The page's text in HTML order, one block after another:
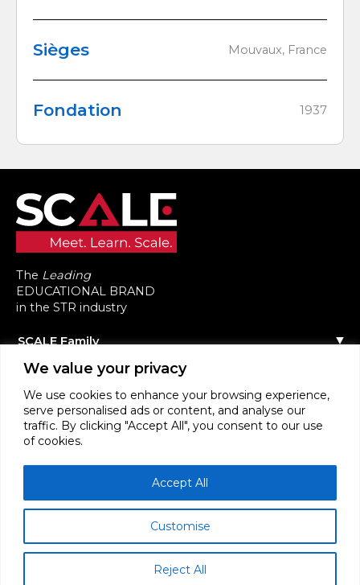
We value your privacy
We use cookies to enhance your browsing experience,
serve personalised ads or content, and analyse our
traffic. By clicking "Accept All", you consent to our use
of cookies.
Customise
Reject All
Accept All
Sièges Mouvaux, France
Fondation 1937
The Leading
EDUCATIONAL BRAND
in the STR industry
SCALE Family
Notre histoire
L’équipe
Contactez-nous
Tous nos événements
Agenda des événements
Événements précédents
Devenez Intervenant
Sponsoriser l’événement
F.A.Q
Communauté
A propos de la Communauté
Devenir Membre
Devenir Contributeur
Scale Connect
Formation